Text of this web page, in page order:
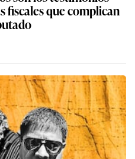
fiscales que complican